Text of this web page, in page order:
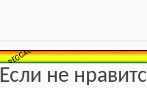
Если не